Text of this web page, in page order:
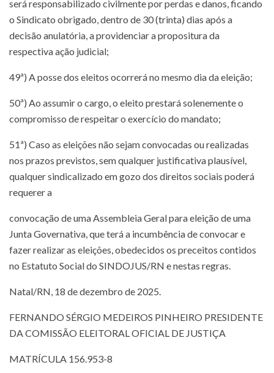
será responsabilizado civilmente por perdas e danos, ficando
o Sindicato obrigado, dentro de 30 (trinta) dias após a
decisão anulatória, a providenciar a propositura da
respectiva ação judicial;
49ª) A posse dos eleitos ocorrerá no mesmo dia da eleição;
50ª) Ao assumir o cargo, o eleito prestará solenemente o
compromisso de respeitar o exercício do mandato;
51ª) Caso as eleições não sejam convocadas ou realizadas
nos prazos previstos, sem qualquer justificativa plausível,
qualquer sindicalizado em gozo dos direitos sociais poderá
requerer a
convocação de uma Assembleia Geral para eleição de uma
Junta Governativa, que terá a incumbência de convocar e
fazer realizar as eleições, obedecidos os preceitos contidos
no Estatuto Social do SINDOJUS/RN e nestas regras.
Natal/RN, 18 de dezembro de 2025.
FERNANDO SÉRGIO MEDEIROS PINHEIRO PRESIDENTE
DA COMISSÃO ELEITORAL OFICIAL DE JUSTIÇA
MATRÍCULA 156.953-8